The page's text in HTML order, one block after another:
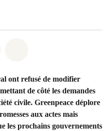
ont refusé de modifier
de côté les demandes
civile. Greenpeace déplore
aux actes mais
les prochains gouvernements